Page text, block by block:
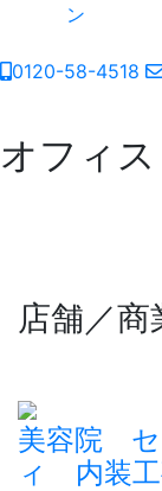
ン
0120-58-4518
オフィス
店舗／商
美容院
ィ 内装